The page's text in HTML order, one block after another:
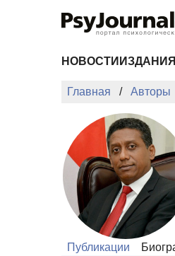
НОВОСТИ ИЗДАНИЯ
Главная Авторы
Публикации